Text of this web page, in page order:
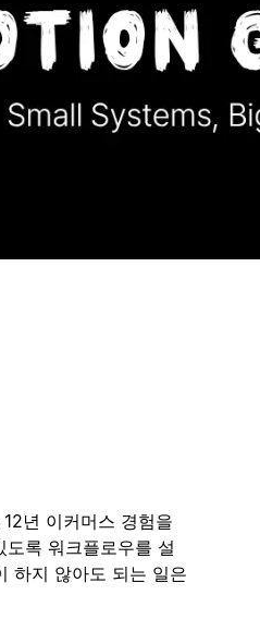
년 이커머스 경험을
록 워크플로우를 설
하지 않아도 되는 일은